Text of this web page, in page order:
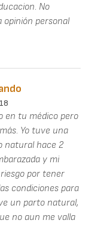
No
opinión personal
en tu médico pero
Yo tuve una
natural hace 2
y mi
por tener
condiciones para
un parto natural,
no aun me valla